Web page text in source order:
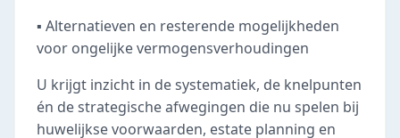
▪️ Alternatieven en resterende mogelijkheden
voor ongelijke vermogensverhoudingen
U krijgt inzicht in de systematiek, de knelpunten
én de strategische afwegingen die nu spelen bij
huwelijkse voorwaarden, estate planning en